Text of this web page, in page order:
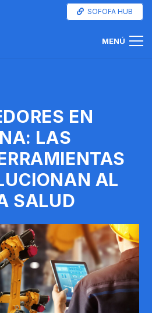
SOFOFA HUB
MENÚ
EN
LAS
AL
SALUD